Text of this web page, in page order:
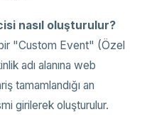
nasıl oluşturulur?
"Custom Event" (Özel
adı alanına web
tamamlandığı an
girilerek oluşturulur.